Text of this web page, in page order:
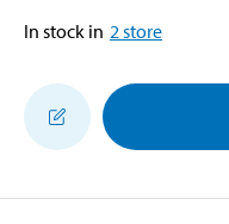
In stock in 2 store